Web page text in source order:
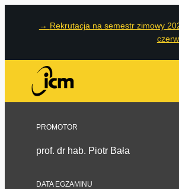
→ Rekrutacja na semestr zimowy
PROMOTOR
prof. dr hab. Piotr Bała
DATA EGZAMINU